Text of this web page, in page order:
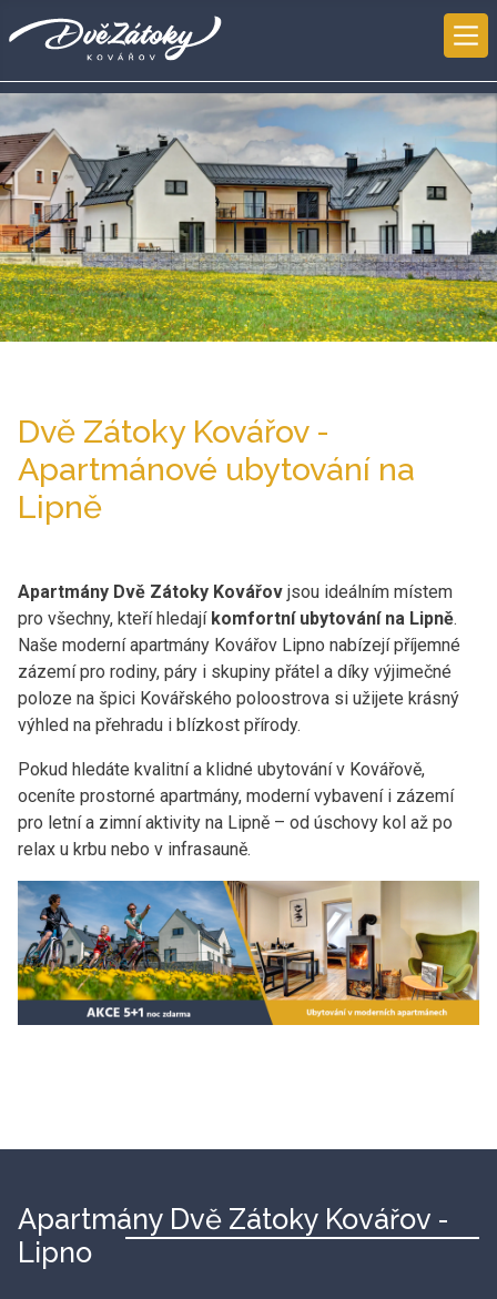
Dvě Zátoky Kovářov -
Apartmánové ubytování na
Lipně
Apartmány Dvě Zátoky Kovářov jsou ideálním místem
pro všechny, kteří hledají komfortní ubytování na Lipně.
Naše moderní apartmány Kovářov Lipno nabízejí příjemné
zázemí pro rodiny, páry i skupiny přátel a díky výjimečné
poloze na špici Kovářského poloostrova si užijete krásný
výhled na přehradu i blízkost přírody.
Pokud hledáte kvalitní a klidné ubytování v Kovářově,
oceníte prostorné apartmány, moderní vybavení i zázemí
pro letní a zimní aktivity na Lipně – od úschovy kol až po
relax u krbu nebo v infrasauně.
Apartmány Dvě Zátoky Kovářov -
Lipno